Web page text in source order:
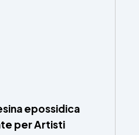
epossidica
per Artisti